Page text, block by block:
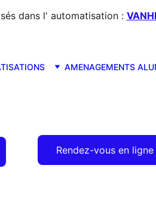
dans l' automatisation :
AMENAGEMENTS
Rendez-vous en ligne